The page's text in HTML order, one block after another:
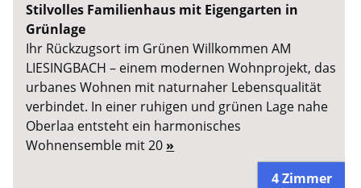
Stilvolles Familienhaus mit Eigengarten in
Grünlage
Ihr Rückzugsort im Grünen Willkommen AM
LIESINGBACH – einem modernen Wohnprojekt, das
urbanes Wohnen mit naturnaher Lebensqualität
verbindet. In einer ruhigen und grünen Lage nahe
Oberlaa entsteht ein harmonisches
Wohnensemble mit 20 »
4 Zimmer